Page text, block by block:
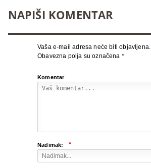
NAPIŠI KOMENTAR
Vaša e-mail adresa neće biti objavljena.
Obavezna polja su označena *
Komentar
Nadimak: *